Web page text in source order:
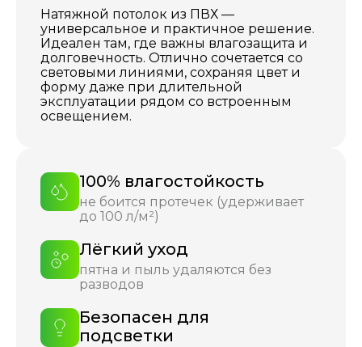
Натяжной потолок из ПВХ —
универсальное и практичное решение.
Идеален там, где важны влагозащита и
долговечность. Отлично сочетается со
световыми линиями, сохраняя цвет и
форму даже при длительной
эксплуатации рядом со встроенным
освещением.
100% влагостойкость
не боится протечек (удерживает
до 100 л/м²)
Лёгкий уход
пятна и пыль удаляются без
разводов
Безопасен для
подсветки